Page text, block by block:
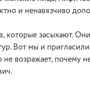
и ненавязчиво
которые засыхают.
Вот мы и
не возражает, почему